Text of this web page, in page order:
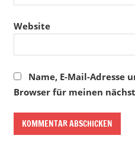
Website
Name, E-Mail-Adresse
Browser für meinen